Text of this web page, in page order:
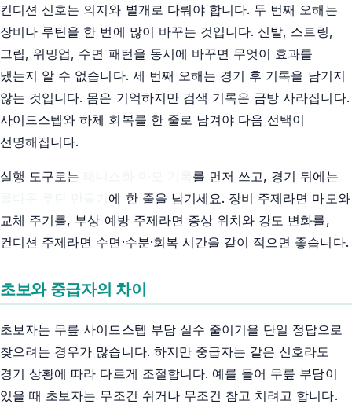
컨디션 신호는 의지와 별개로 다뤄야 합니다. 두 번째 오해는
장비나 루틴을 한 번에 많이 바꾸는 것입니다. 신발, 스트링,
그립, 워밍업, 수면 패턴을 동시에 바꾸면 무엇이 효과를
냈는지 알 수 없습니다. 세 번째 오해는 경기 후 기록을 남기지
않는 것입니다. 몸은 기억하지만 검색 기록은 금방 사라집니다.
사이드스텝와 하체 회복를 한 줄로 남겨야 다음 선택이
선명해집니다.
실행 도구로는
를 먼저 쓰고, 경기 뒤에는
에 한 줄을 남기세요. 장비 주제라면 마모와
교체 주기를, 부상 예방 주제라면 증상 위치와 강도 변화를,
컨디션 주제라면 수면·수분·회복 시간을 같이 적으면 좋습니다.
초보와 중급자의 차이
초보자는 무릎 사이드스텝 부담 실수 줄이기을 단일 정답으로
찾으려는 경우가 많습니다. 하지만 중급자는 같은 신호라도
경기 상황에 따라 다르게 조절합니다. 예를 들어 무릎 부담이
있을 때 초보자는 무조건 쉬거나 무조건 참고 치려고 합니다.